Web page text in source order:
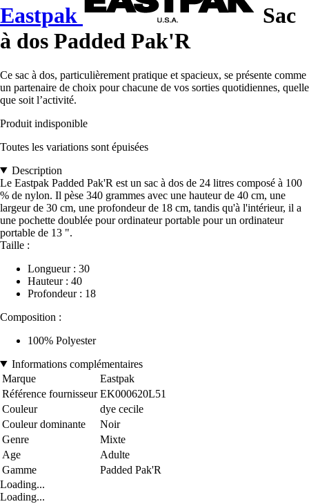
Eastpak
Sac
à dos Padded Pak'R
Ce sac à dos, particulièrement pratique et spacieux, se présente comme
un partenaire de choix pour chacune de vos sorties quotidiennes, quelle
que soit l’activité.
Produit indisponible
Toutes les variations sont épuisées
Description
Le Eastpak Padded Pak'R est un sac à dos de 24 litres composé à 100
% de nylon. Il pèse 340 grammes avec une hauteur de 40 cm, une
largeur de 30 cm, une profondeur de 18 cm, tandis qu'à l'intérieur, il a
une pochette doublée pour ordinateur portable pour un ordinateur
portable de 13 ".
Taille :
Longueur : 30
Hauteur : 40
Profondeur : 18
Composition :
100% Polyester
Informations complémentaires
Marque
Eastpak
Référence fournisseur EK000620L51
Couleur
dye cecile
Couleur dominante
Noir
Genre
Mixte
Age
Adulte
Gamme
Padded Pak'R
Loading...
Loading...